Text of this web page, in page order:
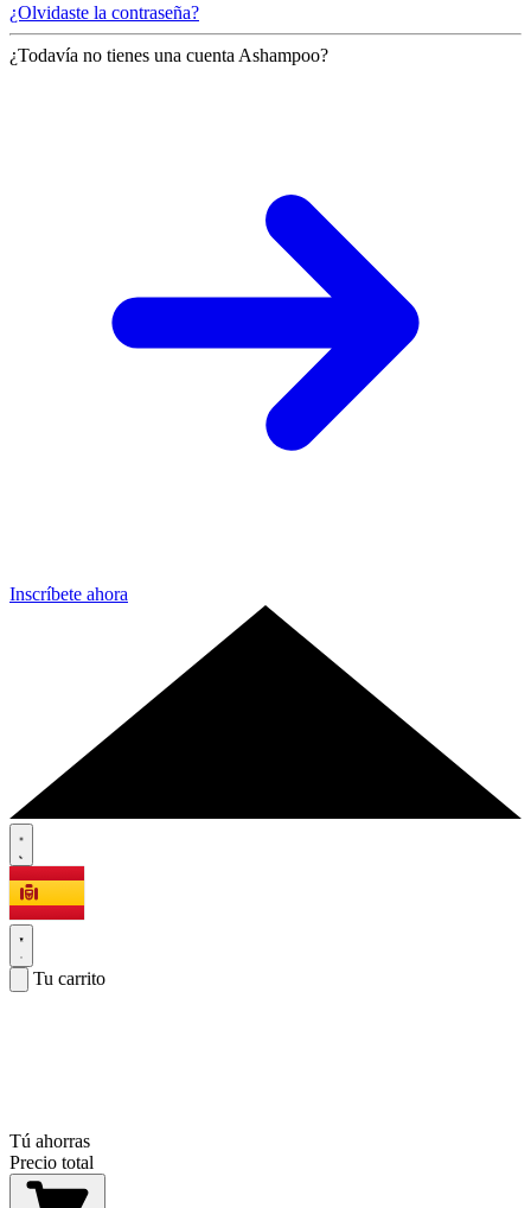
¿Olvidaste la contraseña?
¿Todavía no tienes una cuenta Ashampoo?
Inscríbete ahora
Tu carrito
Tú ahorras
Precio total